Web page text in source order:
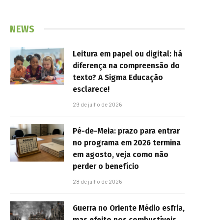
NEWS
Leitura em papel ou digital: há
diferença na compreensão do
texto? A Sigma Educação
esclarece!
29 de julho de 2026
Pé-de-Meia: prazo para entrar
no programa em 2026 termina
em agosto, veja como não
perder o benefício
28 de julho de 2026
Guerra no Oriente Médio esfria,